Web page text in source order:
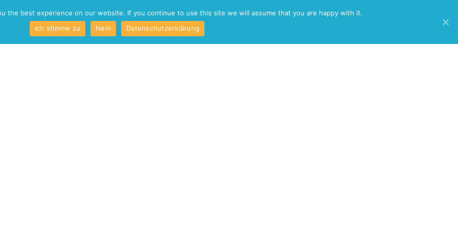
Kontakt /
the best experience on our website. If you continue to use this site we will assume that you are happy with it.
Ich stimme zu
Nein Datenschutzerklärung